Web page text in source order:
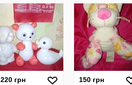
гдр
220 грн
150 грн